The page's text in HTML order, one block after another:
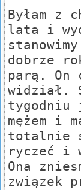
Byłam z
lata i
dobrze
parą. On
widział.
tygodniu
mężem i
totalnie
ryczeć i
Ona
związek